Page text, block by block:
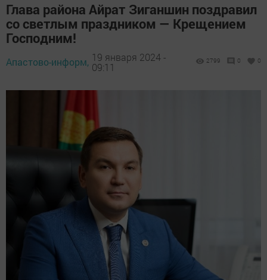
Глава района Айрат Зиганшин поздравил
со светлым праздником — Крещением
Господним!
Апастово-информ, 19 января 2024 -
09:11
2799 0 0